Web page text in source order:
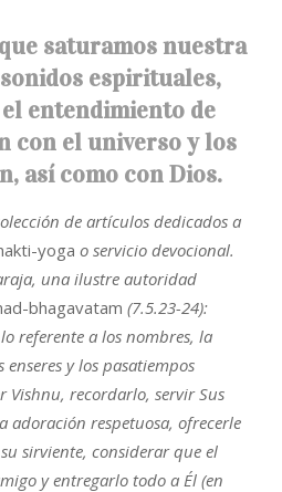
saturamos nuestra
espirituales,
entendimiento de
con el universo y los
así como con Dios.
de artículos dedicados a
yoga o servicio devocional.
una ilustre autoridad
bhagavatam (7.5.23-24):
referente a los nombres, la
y los pasatiempos
Vishnu, recordarlo, servir Sus
adoración respetuosa, ofrecerle
sirviente, considerar que el
y entregarlo todo a Él (en